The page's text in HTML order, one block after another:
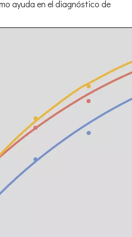
ayuda en el diagnóstico de